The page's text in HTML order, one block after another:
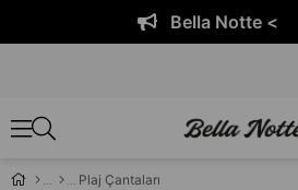
Bella Notte <
Plaj Çantaları